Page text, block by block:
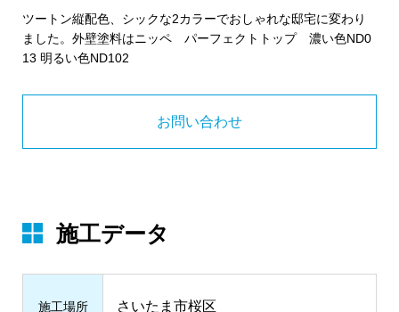
ツートン縦配色、シックな2カラーでおしゃれな邸宅に変わり
ました。外壁塗料はニッペ パーフェクトトップ 濃い色ND0
13 明るい色ND102
お問い合わせ
施工データ
施⼯場所 さいたま市桜区